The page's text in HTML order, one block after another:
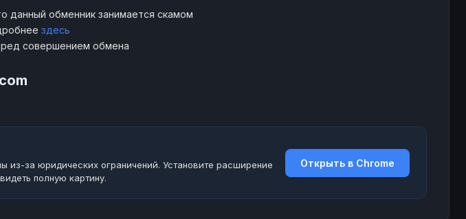
данный обменник занимается скамом
здесь
совершением обмена
из-за юридических ограничений. Установите расширение
полную картину.
Открыть в Chrome